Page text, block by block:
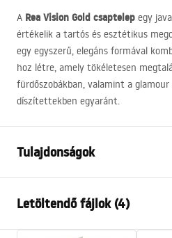
A Rea Vision Gold csaptelep egy
értékelik a tartós és esztétikus
egy egyszerű, elegáns formával
hoz létre, amely tökéletesen
fürdőszobákban, valamint a
díszítettekben egyaránt.
Tulajdonságok
Felszerelés
Anyag
Letöltendő fájlok (4)